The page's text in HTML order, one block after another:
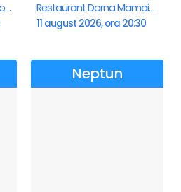
Teatrul de vara - Eforie Nord, Eforie-Nord Restaurant Dorna Mamaia, Mamaia
11 august 2026, ora 20:30
Neptun